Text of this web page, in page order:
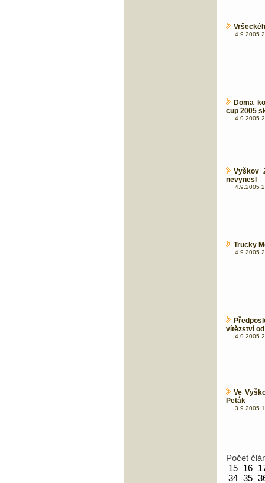
4.9.2005
Doma
cup 2005
4.9.2005
Vyškov
nevynesl
4.9.2005
Trucky
4.9.2005
vítězství
4.9.2005
Ve
Peták
3.9.2005
Počet
15 16
34 35